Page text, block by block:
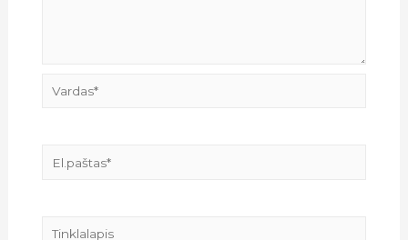
Vardas*
El.paštas*
Tinklalapis